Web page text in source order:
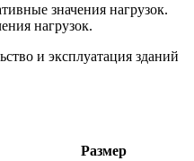
значения нагрузок.
нагрузок.
и эксплуатация зданий
Размер